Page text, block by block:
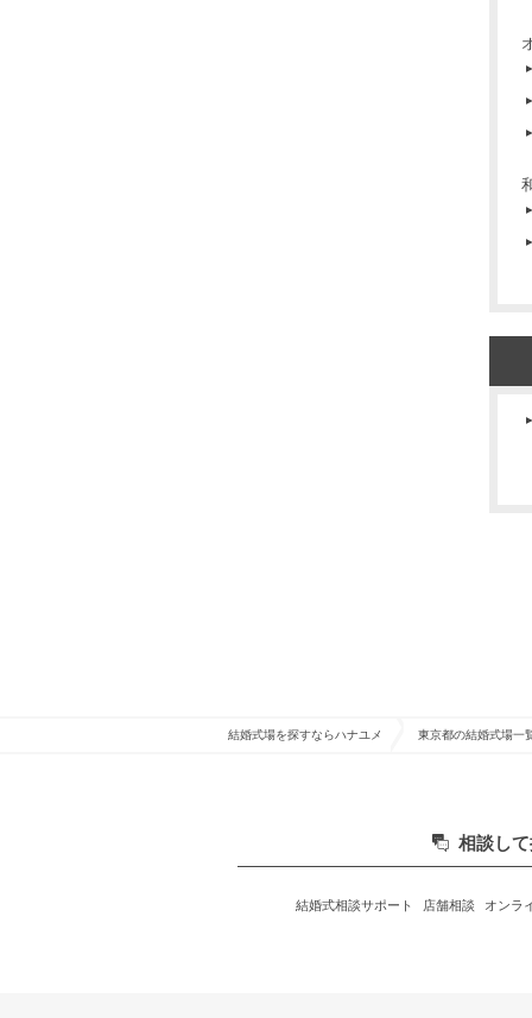
結婚式場を探すならハナユメ 東京都の結婚式場一
相談し
結婚式相談サポート 店舗相談 オンラ